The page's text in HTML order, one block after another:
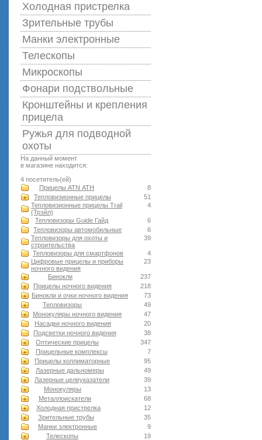
Холодная пристрелка
Зрительные трубы
Манки электронные
Телескопы
Микроскопы
Фонари подствольные
Кронштейны и крепления
прицела
Ружья для подводной
оxоты
На данный момент
в магазине находится:
4 посетитель(ей)
8
Прицелы ATN АТН
51
Тепловизионные прицелы
4
Тепловизионные прицелы Trail
(Трэйл)
6
Тепловизоры Guide Гайд
6
Тепловизоры автомобильные
39
Тепловизоры для охоты и
строительства
4
Тепловизоры для смартфонов
23
Цифровые прицелы и приборы
ночного видения
237
Бинокли
218
Прицелы ночного видения
73
Бинокли и очки ночного видения
49
Тепловизоры
47
Монокуляры ночного видения
20
Насадки ночного видения
38
Подсветки ночного видения
347
Оптические прицелы
7
Прицельные комплексы
95
Прицелы коллиматорные
49
Лазерные дальномеры
39
Лазерные целеуказатели
13
Монокуляры
68
Металлоискатели
12
Холодная пристрелка
35
Зрительные трубы
9
Манки электронные
19
Телескопы